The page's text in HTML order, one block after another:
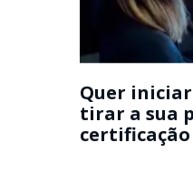
Quer
tirar a sua